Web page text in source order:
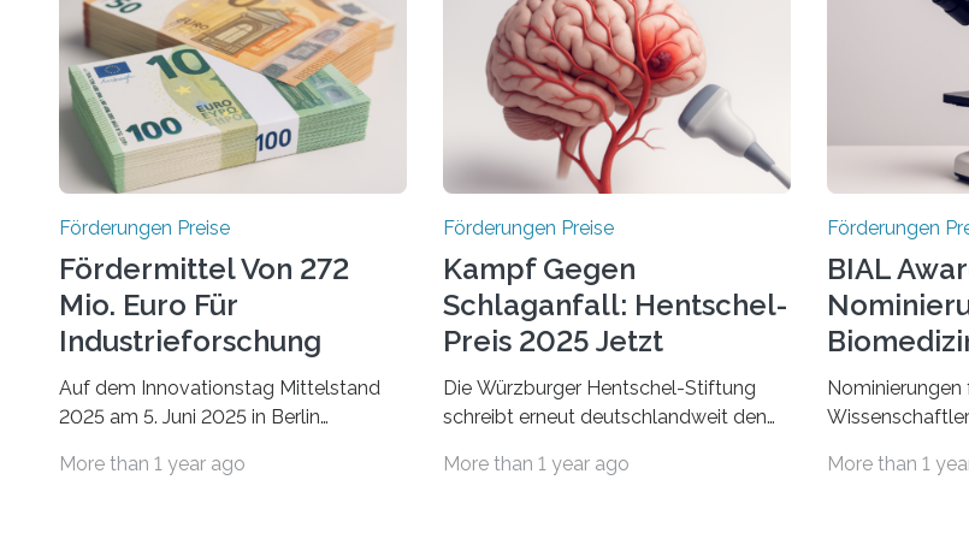
Förderungen Preise
Fördermittel Von 272
Mio. Euro Für
Industrieforschung
Freigegeben
Auf dem Innovationstag Mittelstand
2025 am 5. Juni 2025 in Berlin
für Wirtschaft und Energie eine gute
More than 1 year ago
Förderungen Preise
Kampf Gegen
Schlaganfall: Hentschel-
Preis 2025 Jetzt
Ausgeschrieben
Die Würzburger Hentschel-Stiftung
schreibt erneut deutschlandweit den
soll eine herausragende Doktorarbeit
More than 1 year ago
Förderungen
BIAL
Nominierungen
willkommen
More than 1